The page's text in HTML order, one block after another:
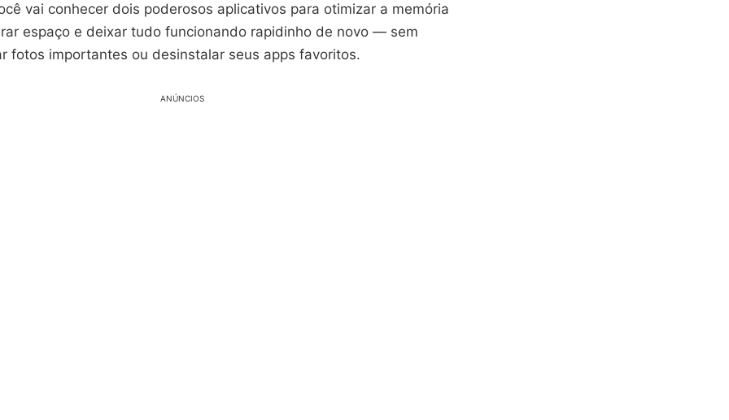
vai conhecer dois poderosos aplicativos para otimizar a memória
espaço e deixar tudo funcionando rapidinho de novo — sem
fotos importantes ou desinstalar seus apps favoritos.
ANÚNCIOS